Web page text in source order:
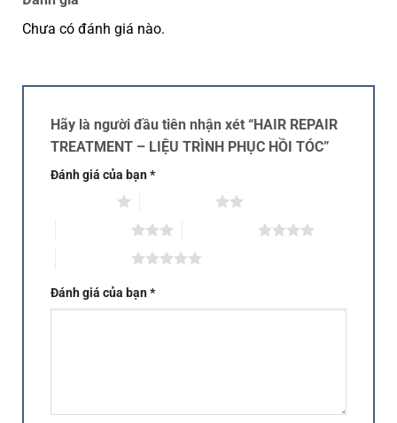
Chưa có đánh giá nào.
Hãy là người đầu tiên nhận xét “HAIR REPAIR
TREATMENT – LIỆU TRÌNH PHỤC HỒI TÓC”
Đánh giá của bạn*
Đánh giá của bạn*